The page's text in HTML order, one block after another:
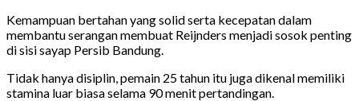
Kemampuan bertahan yang solid serta kecepatan dalam
membantu serangan membuat Reijnders menjadi sosok penting
di sisi sayap Persib Bandung.
Tidak hanya disiplin, pemain 25 tahun itu juga dikenal memiliki
stamina luar biasa selama 90 menit pertandingan.